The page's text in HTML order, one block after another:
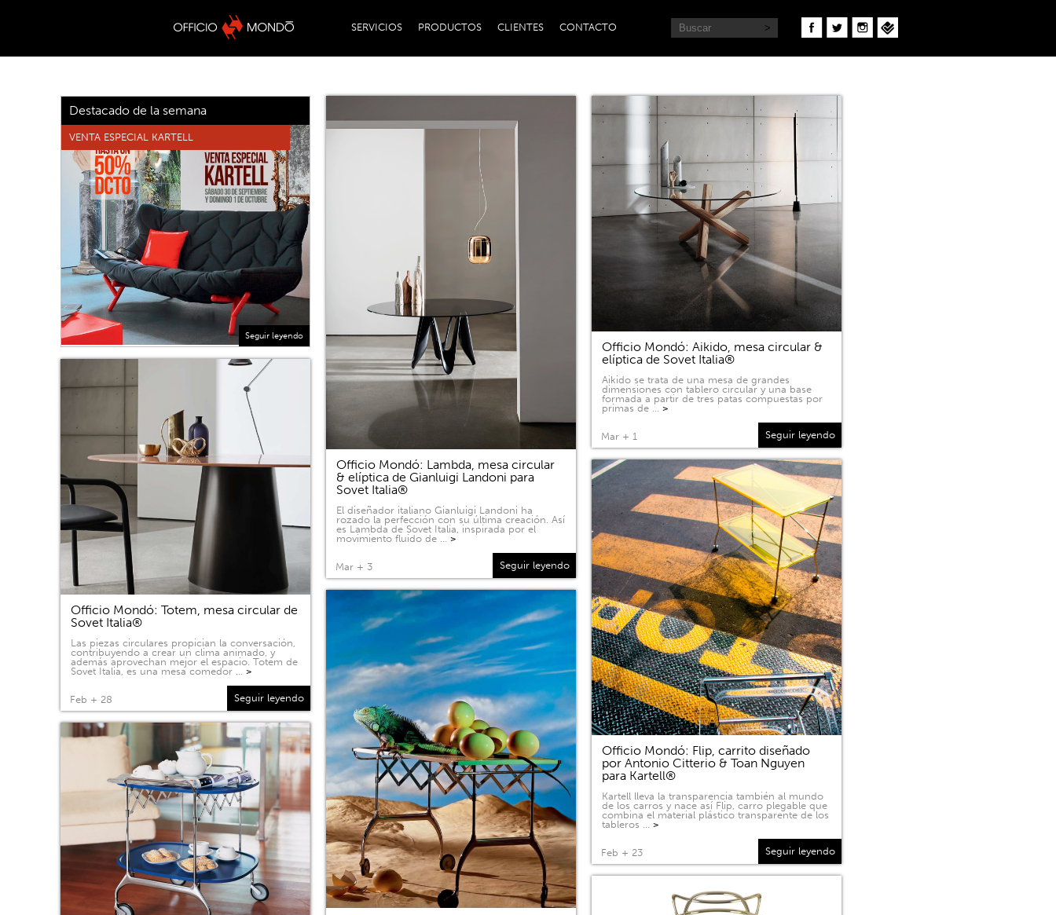
SERVICIOS PRODUCTOS CLIENTES CONTACTO
Destacado de la semana
VENTA ESPECIAL KARTELL
Seguir leyendo
Officio Mondó: Lambda, mesa circular
& elíptica de Gianluigi Landoni para
Sovet Italia®
El diseñador italiano Gianluigi Landoni ha
rozado la perfección con su última creación. Así
es Lambda de Sovet Italia, inspirada por el
movimiento fluido de … >
Mar + 3 Seguir leyendo
Officio Mondó: Aikido, mesa circular &
elíptica de Sovet Italia®
Aikido se trata de una mesa de grandes
dimensiones con tablero circular y una base
formada a partir de tres patas compuestas por
primas de … >
Mar + 1 Seguir leyendo
Officio Mondó: Totem, mesa circular de
Sovet Italia®
Las piezas circulares propician la conversación,
contribuyendo a crear un clima animado, y
además aprovechan mejor el espacio. Totem de
Sovet Italia, es una mesa comedor … >
Feb + 28 Seguir leyendo
Officio Mondó: Flip, carrito diseñado
por Antonio Citterio & Toan Nguyen
para Kartell®
Kartell lleva la transparencia también al mundo
de los carros y nace así Flip, carro plegable que
combina el material plástico transparente de los
tableros … >
Feb + 23 Seguir leyendo